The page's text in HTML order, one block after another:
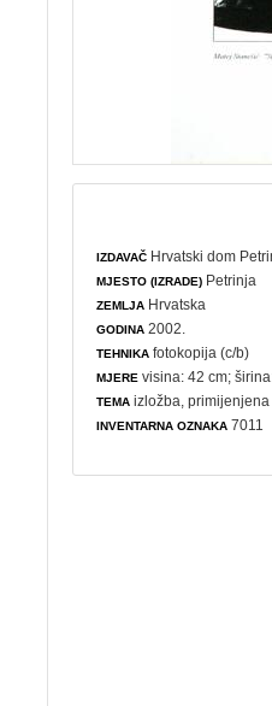
IZDAVAČ Hrvatski dom
MJESTO (IZRADE) Petrinja
ZEMLJA Hrvatska
GODINA 2002.
TEHNIKA fotokopija (c/b)
MJERE visina: 42 cm;
TEMA izložba ,
INVENTARNA OZNAKA 7011